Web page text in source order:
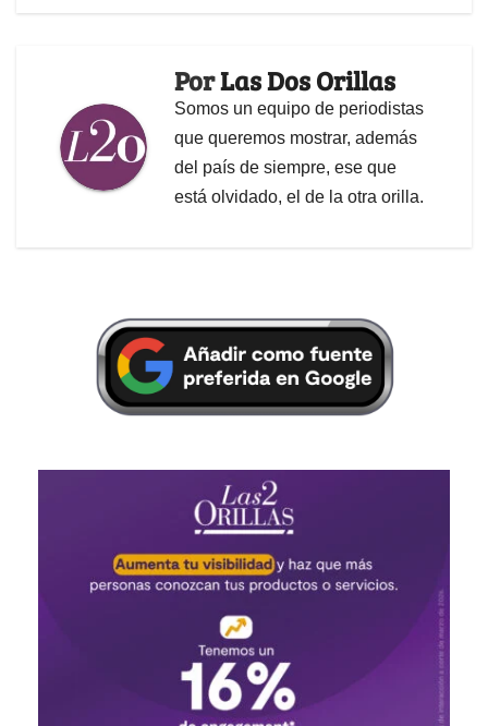
PorLas Dos Orillas
Somos un equipo de periodistas
que queremos mostrar, además
del país de siempre, ese que
está olvidado, el de la otra orilla.